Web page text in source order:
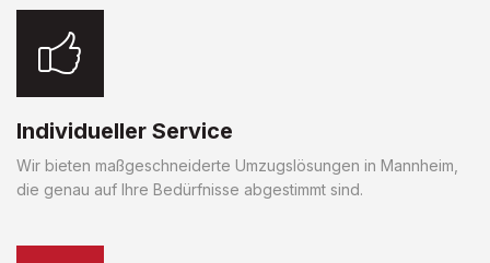
Individueller Service
Wir bieten maßgeschneiderte Umzugslösungen in Mannheim,
die genau auf Ihre Bedürfnisse abgestimmt sind.